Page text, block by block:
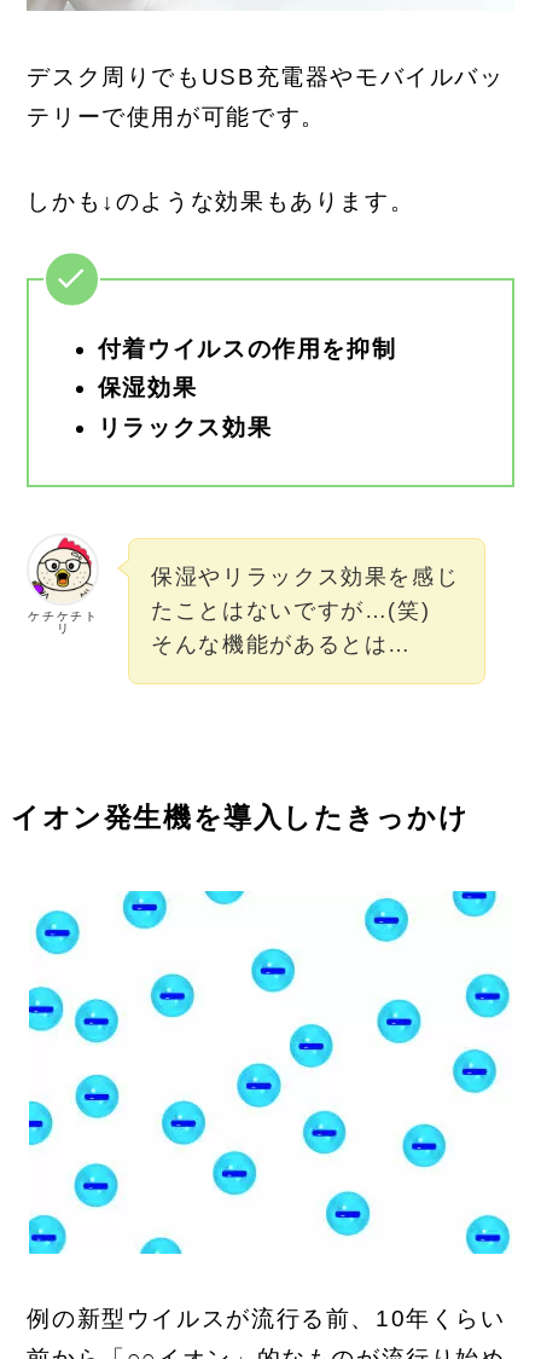
デスク周りでもUSB充電器やモバイルバッ
テリーで使用が可能です。
しかも↓のような効果もあります。
付着ウイルスの作用を抑制
保湿効果
リラックス効果
ケチケチト
リ
保湿やリラックス効果を感じ
たことはないですが…(笑)
そんな機能があるとは…
イオン発生機を導入したきっかけ
例の新型ウイルスが流行る前、10年くらい